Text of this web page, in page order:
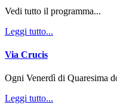
Vedi tutto il programma...
Leggi tutto...
Via Crucis
Ogni Venerdì di Quaresima
Leggi tutto...